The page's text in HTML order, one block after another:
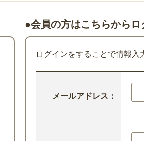
●会員の方はこちらから
ログインをすることで情報
メールアドレス：